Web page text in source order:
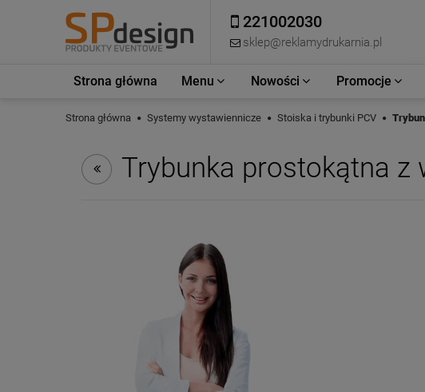
221002030
sklep@reklamydrukarnia.pl
Strona główna Menu Nowości Promocje
Strona główna Systemy wystawiennicze Stoiska i trybunki PCV
Trybunka prostokątna z